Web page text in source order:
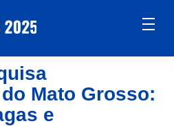
Mato Grosso:
e